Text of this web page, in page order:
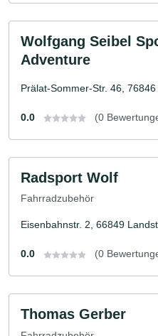
Wolfgang Seibel
Adventure
Prälat-Sommer-Str. 46,
0.0 (0
Radsport Wolf
Fahrradzubehör
Eisenbahnstr. 2, 66849
0.0 (0
Thomas Gerber